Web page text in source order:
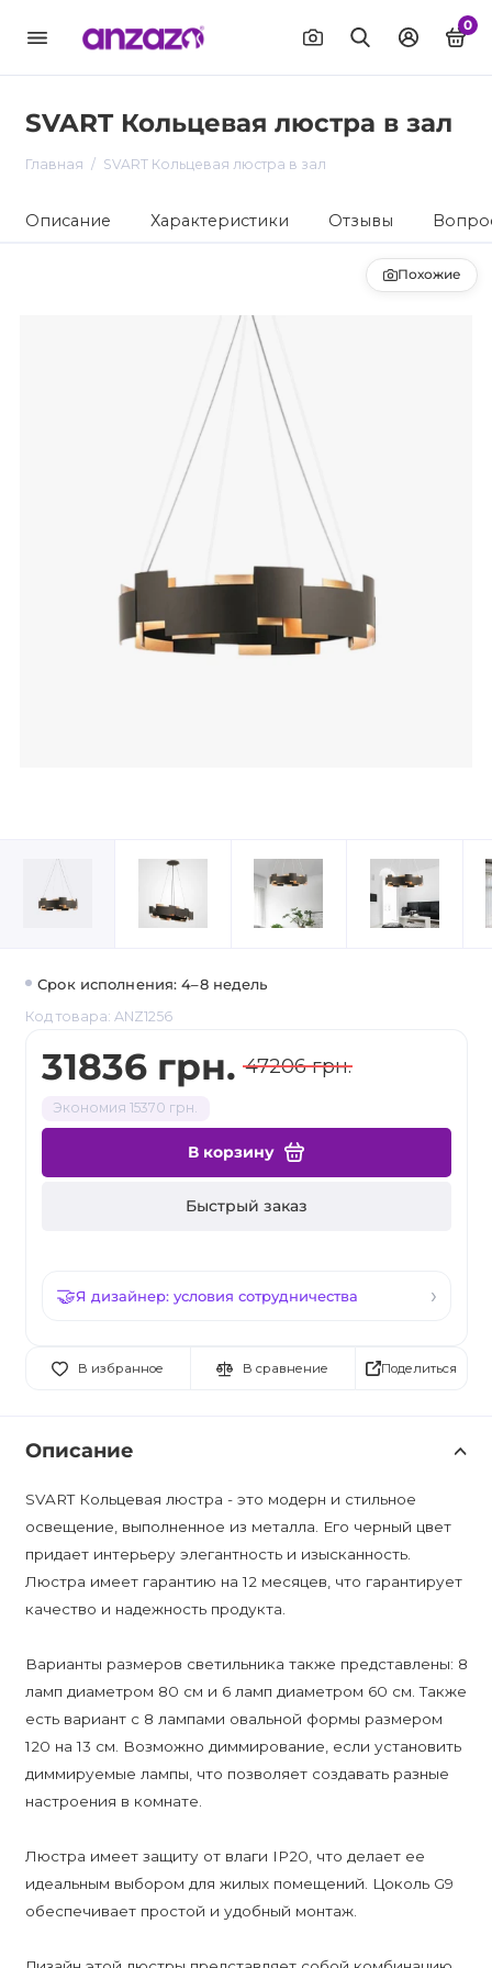
0
SVART Кольцевая люстра в зал
Главная SVART Кольцевая люстра в зал
Описание Характеристики Отзывы
Похожие
Срок исполнения: 4–8 недель
Код товара: ANZ1256
31836 грн. 47206 грн.
Экономия 15370 грн.
В корзину
Быстрый заказ
Я дизайнер: условия сотрудничества
В избранное В сравнение Поделиться
Описание
SVART Кольцевая люстра - это модерн и стильное
освещение, выполненное из металла. Его черный цвет
придает интерьеру элегантность и изысканность.
Люстра имеет гарантию на 12 месяцев, что гарантирует
качество и надежность продукта.
Варианты размеров светильника также представлены: 8
ламп диаметром 80 см и 6 ламп диаметром 60 см. Также
есть вариант с 8 лампами овальной формы размером
120 на 13 см. Возможно диммирование, если установить
диммируемые лампы, что позволяет создавать разные
настроения в комнате.
Люстра имеет защиту от влаги IP20, что делает ее
идеальным выбором для жилых помещений. Цоколь G9
обеспечивает простой и удобный монтаж.